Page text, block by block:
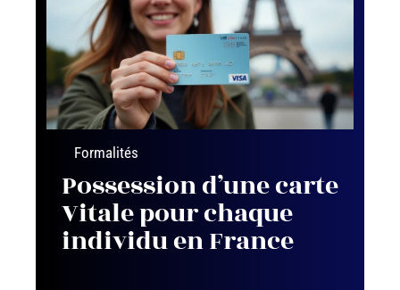
Formalités
Possession d’une carte
Vitale pour chaque
individu en France